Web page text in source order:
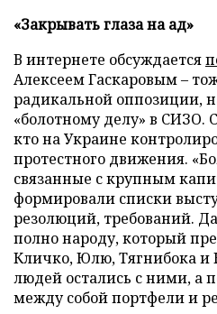
«Закрывать глаза на ад»
В интернете обсуждается
Алексеем Гаскаровым –
радикальной оппозиции,
«болотному делу» в СИЗО.
кто на Украине
протестного движения.
связанные с крупным
формировали списки
резолюций, требований.
полно народу, который
Кличко, Юлю, Тягнибока и
людей остались с ними, а
между собой портфели и